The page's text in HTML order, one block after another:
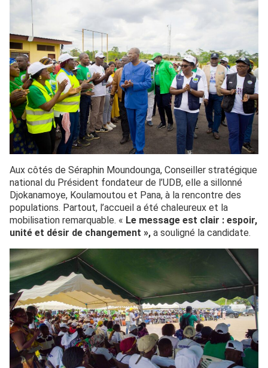
Aux côtés de Séraphin Moundounga, Conseiller stratégique
national du Président fondateur de l’UDB, elle a sillonné
Djokanamoye, Koulamoutou et Pana, à la rencontre des
populations. Partout, l’accueil a été chaleureux et la
mobilisation remarquable. « Le message est clair : espoir,
unité et désir de changement », a souligné la candidate.